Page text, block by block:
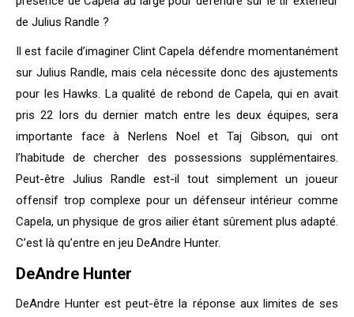
de Julius Randle ?
Il est facile d’imaginer Clint Capela défendre momentanément
sur Julius Randle, mais cela nécessite donc des ajustements
pour les Hawks. La qualité de rebond de Capela, qui en avait
pris 22 lors du dernier match entre les deux équipes, sera
importante face à Nerlens Noel et Taj Gibson, qui ont
l’habitude de chercher des possessions supplémentaires.
Peut-être Julius Randle est-il tout simplement un joueur
offensif trop complexe pour un défenseur intérieur comme
Capela, un physique de gros ailier étant sûrement plus adapté.
C’est là qu’entre en jeu DeAndre Hunter.
DeAndre Hunter
DeAndre Hunter est peut-être la réponse aux limites de ses